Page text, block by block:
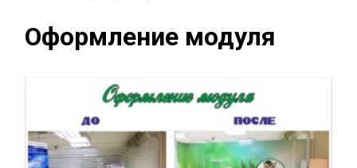
Оформление модуля